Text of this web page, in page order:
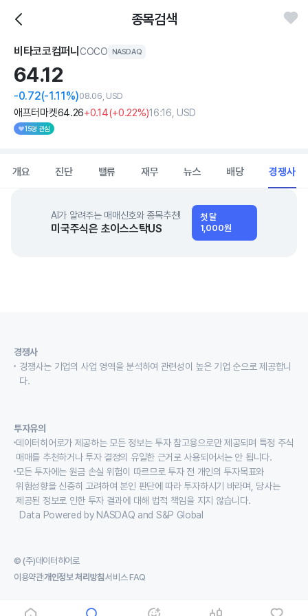
종목검색
비타코코컴퍼니 COCO NASDAQ
64.12
-0.72(-1.11%)08.06, USD
애프터마켓64.26+0.14(+0.22%)16:16, USD
15명 관심
개요 진단 밸류 재무 뉴스 배당 경쟁사
AI가 알려주는 매매신호와 종목추천!
미국주식은 초이스스탁US
첫 달
1,000원
경쟁사
경쟁사는 기업의 사업 영역을 분석하여 관련성이 높은 기업 순으로 제공합니
다.
투자유의
데이터히어로가 제공하는 모든 정보는 투자 참고용으로만 제공되며 특정 주식
매매를 추천하거나 투자 결정의 유일한 근거로 사용되어서는 안 됩니다.
모든 투자에는 원금 손실 위험이 따르므로 투자 전 개인의 투자목표와
위험성향을 신중히 고려하여 본인 판단에 따라 투자하시기 바라며, 당사는
제공된 정보로 인한 투자 결과에 대해 법적 책임을 지지 않습니다.
Data Powered by NASDAQ and S&P Global
© (주)데이터히어로
이용약관개인정보 처리방침서비스 FAQ